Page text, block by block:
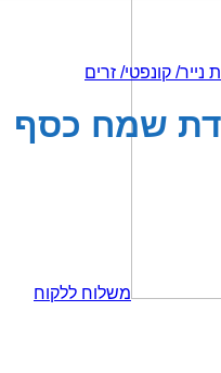
משלוח ללקוח
קונפטי/ זרים
שמח כסף